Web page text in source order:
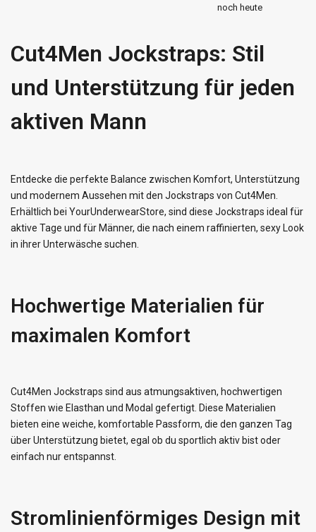
noch heute
Cut4Men Jockstraps: Stil
und Unterstützung für jeden
aktiven Mann
Entdecke die perfekte Balance zwischen Komfort, Unterstützung
und modernem Aussehen mit den Jockstraps von Cut4Men.
Erhältlich bei YourUnderwearStore, sind diese Jockstraps ideal für
aktive Tage und für Männer, die nach einem raffinierten, sexy Look
in ihrer Unterwäsche suchen.
Hochwertige Materialien für
maximalen Komfort
Cut4Men Jockstraps sind aus atmungsaktiven, hochwertigen
Stoffen wie Elasthan und Modal gefertigt. Diese Materialien
bieten eine weiche, komfortable Passform, die den ganzen Tag
über Unterstützung bietet, egal ob du sportlich aktiv bist oder
einfach nur entspannst.
Stromlinienförmiges Design mit